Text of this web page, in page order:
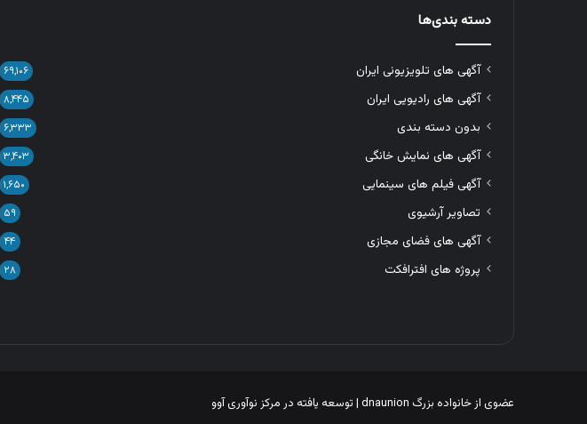
دسته بندی‌ها
آگهی های تلویزیونی ایران ۶۹,۱۰۶
آگهی های رادیویی ایران ۸,۴۴۵
بدون دسته بندی ۶,۳۳۳
آگهی های نمایش خانگی ۳,۴۰۳
آگهی فیلم های سینمایی ۱,۶۵۰
تصاویر آرشیوی ۵۹
آگهی های فضای مجازی ۴۴
پروژه های افترافکت ۲۸
عضوی از خانواده بزرگ dnaunion | توسعه یافته در مرکز نوآوری آوو